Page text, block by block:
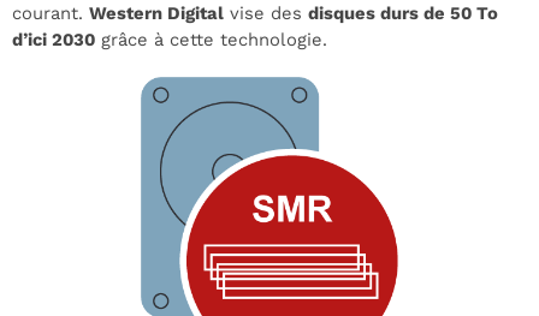
courant. Western Digital vise des disques durs de 50 To
d’ici 2030 grâce à cette technologie.